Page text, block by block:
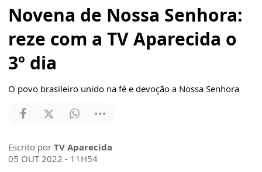
Novena de Nossa Senhora:
reze com a TV Aparecida o
3º dia
O povo brasileiro unido na fé e devoção a Nossa Senhora
Escrito por TV Aparecida
05 OUT 2022 - 11H54